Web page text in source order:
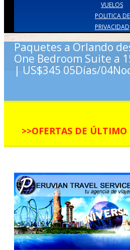
VUELOS
POLITICA DE
PRIVACIDAD
Paquetes a Orlando
One Bedroom Suite a
| US$345 05Días/
>>OFERTAS DE